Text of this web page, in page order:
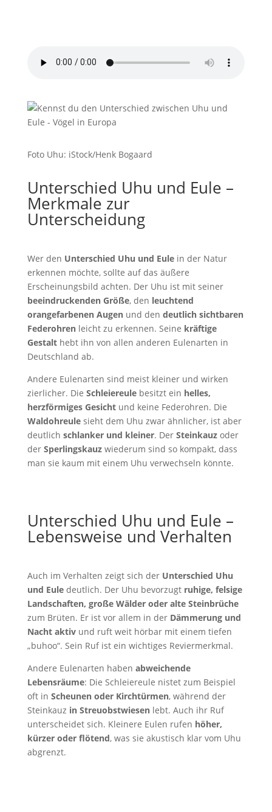
Foto Uhu: iStock/Henk Bogaard
Unterschied Uhu und Eule –
Merkmale zur
Unterscheidung
Wer den Unterschied Uhu und Eulein der Natur
erkennen möchte, sollte auf das äußere
Erscheinungsbild achten. Der Uhu ist mit seiner
beeindruckenden Größe, den leuchtend
orangefarbenen Augenund den deutlich sichtbaren
Federohrenleicht zu erkennen. Seine kräftige
Gestalthebt ihn von allen anderen Eulenarten in
Deutschland ab.
Andere Eulenarten sind meist kleiner und wirken
zierlicher. Die Schleiereulebesitzt ein helles,
herzförmiges Gesichtund keine Federohren. Die
Waldohreulesieht dem Uhu zwar ähnlicher, ist aber
deutlich schlanker und kleiner. Der Steinkauzoder
der Sperlingskauzwiederum sind so kompakt, dass
man sie kaum mit einem Uhu verwechseln könnte.
Unterschied Uhu und Eule –
Lebensweise und Verhalten
Auch im Verhalten zeigt sich der Unterschied Uhu
und Euledeutlich. Der Uhu bevorzugt ruhige, felsige
Landschaften, große Wälder oder alte Steinbrüche
zum Brüten. Er ist vor allem in der Dämmerung und
Nacht aktivund ruft weit hörbar mit einem tiefen
„buhoo“. Sein Ruf ist ein wichtiges Reviermerkmal.
Andere Eulenarten haben abweichende
Lebensräume: Die Schleiereule nistet zum Beispiel
oft in Scheunen oder Kirchtürmen, während der
Steinkauz in Streuobstwiesenlebt. Auch ihr Ruf
unterscheidet sich. Kleinere Eulen rufen höher,
kürzer oder flötend, was sie akustisch klar vom Uhu
abgrenzt.